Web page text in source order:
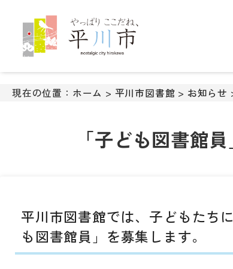
ョ
現在の位置： ホーム > 平川市図書館 > お知らせ
「子ども図書館
平川市図書館では、子どもたち
も図書館員」を募集します。